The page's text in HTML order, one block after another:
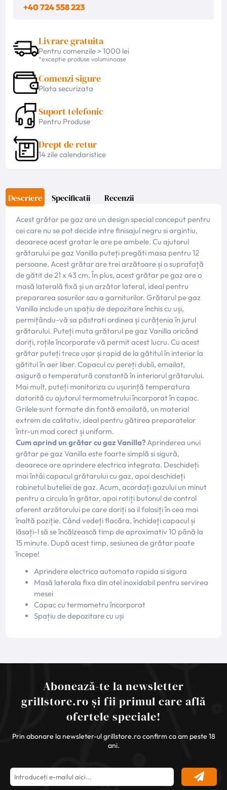
+40 724 558 223
Livrare gratuita
Pentru comenzile > 1000 lei
*excepție produse voluminoase
Comenzi sigure
Plata securizata
Suport telefonic
Pentru Produse
Drept de retur
14 zile calendaristice
Descriere Specificatii Recenzii
Acest grătar pe gaz are un design special conceput pentru
cei care nu se pot decide intre finisajul negru si argintiu,
deoarece acest gratar le are pe ambele. Cu ajutorul
grătarului pe gaz Vanilla puteți pregăti masa pentru 12
persoane. Acest grătar are trei arzătoare și o suprafață
de gătit de 21 x 43 cm. În plus, acest grătar pe gaz are o
masă laterală fixă ​​și un arzător lateral, ideal pentru
prepararea sosurilor sau a garniturilor. Grătarul pe gaz
Vanilla include un spațiu de depozitare închis cu uși,
permițându-vă sa păstrati ordinea și curățenia în jurul
grătarului. Puteți muta grătarul pe gaz Vanilla oricând
doriți, roțile încorporate vă permit acest lucru. Cu acest
grătar puteți trece ușor și rapid de la gătitul în interior la
gătitul în aer liber. Capacul cu pereți dubli, emailat,
asigură o temperatură constantă în interiorul grătarului.
Mai mult, puteți monitoriza cu ușurință temperatura
datorită cu ajutorul termometrului încorporat în capac.
Grilele sunt formate din fontă emailată, un material
extrem de calitativ, ideal pentru gătirea preparatelor
într-un mod corect și uniform.
Cum aprind un grătar cu gaz Vanilla? Aprinderea unui
grătar pe gaz Vanilla este foarte simplă si sigură,
deoarece are aprindere electrica integrata. Deschideți
mai întâi capacul grătarului cu gaz, apoi deschideți
robinetul buteliei de gaz. Acum, acordați gazului un minut
pentru a circula în grătar, apoi rotiți butonul de control
aferent arzătorului pe care doriți sa il folosiți în cea mai
înaltă poziție. Când vedeți flacăra, închideți capacul și
lăsați-l să se încălzească timp de aproximativ 10 până la
15 minute. După acest timp, sesiunea de grătar poate
începe!
Aprindere electrica automata rapida si sigura
Masă laterala fixa din otel inoxidabil pentru servirea
mesei
Capac cu termometru încorporat
Spațiu de depozitare cu uși
Abonează-te la newsletter
grillstore.ro și fii primul care află
ofertele speciale!
Prin abonare la newsleter-ul grillstore.ro confirm ca am peste 18
ani.